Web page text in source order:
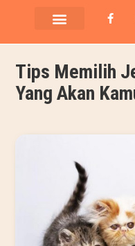
Tips Memilih
Yang Akan